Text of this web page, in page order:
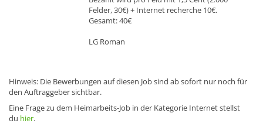
Felder, 30€) + Internet recherche 10€.
Gesamt: 40€
LG Roman
Hinweis: Die Bewerbungen auf diesen Job sind ab sofort nur noch für
den Auftraggeber sichtbar.
Eine Frage zu dem Heimarbeits-Job in der Kategorie Internet stellst
du hier.